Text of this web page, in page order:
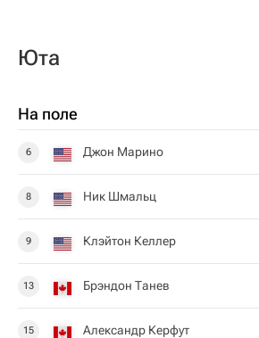
Юта
На поле
6 Джон Марино
8 Ник Шмальц
9 Клэйтон Келлер
13 Брэндон Танев
15 Александр Керфут